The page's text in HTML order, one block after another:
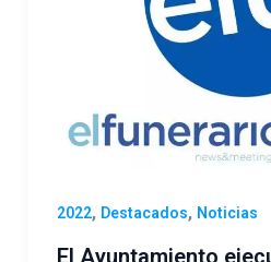
2022, Destacados, Noticias
El Ayuntamiento